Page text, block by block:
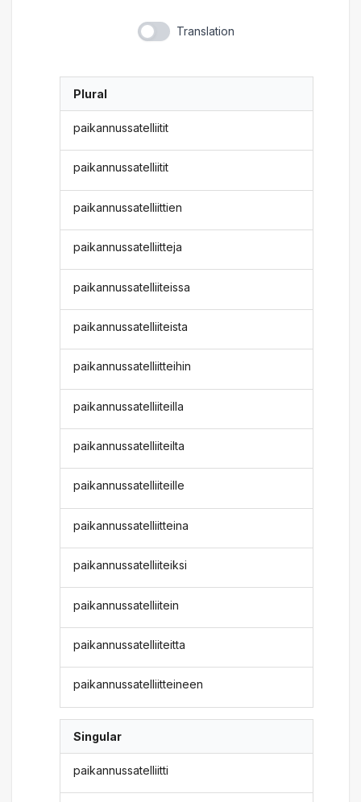
Translation
Plural
paikannussatelliitit
paikannussatelliitit
paikannussatelliittien
paikannussatelliitteja
paikannussatelliiteissa
paikannussatelliiteista
paikannussatelliitteihin
paikannussatelliiteilla
paikannussatelliiteilta
paikannussatelliiteille
paikannussatelliitteina
paikannussatelliiteiksi
paikannussatelliitein
paikannussatelliiteitta
paikannussatelliitteineen
Singular
paikannussatelliitti